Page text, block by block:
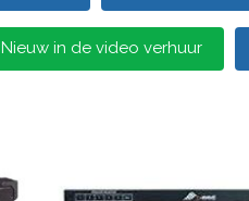
Nieuw in de video verhuur